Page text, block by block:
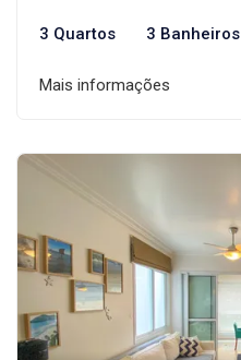
3 Quartos 3 Banheiros
Mais informações